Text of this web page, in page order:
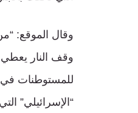
وقال الموقع:
وقف النار يعطي
“الإسرائيلي”